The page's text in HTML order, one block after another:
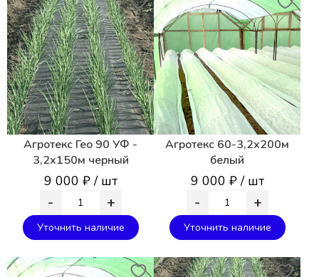
Агротекс Гео 90 УФ -
3,2х150м черный
9 000 ₽ / шт
- +
Уточнить наличие
Агротекс 60-3,2х200м
белый
9 000 ₽ / шт
- +
Уточнить наличие